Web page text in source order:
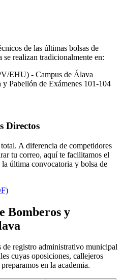
de las últimas bolsas de
se realizan tradicionalmente en:
EHU) - Campus de Álava
Pabellón de Exámenes 101-104
Directos
A diferencia de competidores
tu correo, aquí te facilitamos el
última convocatoria y bolsa de
Bomberos y
registro administrativo municipal
cuyas oposiciones, callejeros
en la academia.